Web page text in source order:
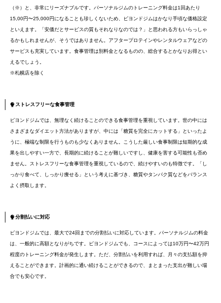
（※）と、非常にリーズナブルです。パーソナルジムのトレーニング料金は1回あたり
15,00円〜25,000円になることも珍しくないため、ビヨンドジムはかなり手頃な価格設定
といえます。「安価だとサービスの質もそれなりなのでは？」と思われる方もいらっしゃ
るかもしれませんが、そうではありません。アフタープロテインやレンタルウェアなどの
サービスも充実しています。食事管理は別料金となるものの、総合するとかなりお得とい
えるでしょう。
※札幌店を除く
ストレスフリーな食事管理
ビヨンドジムでは、無理なく続けることのできる食事管理を重視しています。世の中には
さまざまなダイエット方法がありますが、中には「糖質を完全にカットする」といったよ
うに、極端な制限を行うものも少なくありません。こうした厳しい食事制限は短期的な成
果を出しやすい一方で、長期的に続けることが難しいですし、健康を害する可能性も否め
ません。ストレスフリーな食事管理を重視しているので、続けやすいのも特徴です。「し
っかり食べて、しっかり痩せる」という考えに基づき、糖質やタンパク質などをバランス
よく摂取します。
分割払いに対応
ビヨンドジムでは、最大で24回までの分割払いに対応しています。パーソナルジムの料金
は、一般的に高額となりがちです。ビヨンドジムでも、コースによっては10万円〜42万円
程度のトレーニング料金が発生します。ただ、分割払いを利用すれば、月々の支払額を抑
えることができます。計画的に通い続けることができるので、まとまった支出が難しい場
合でも安心です。